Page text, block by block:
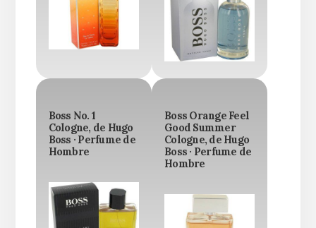
Boss No. 1
Cologne, de Hugo
Boss · Perfume de
Hombre
Boss Orange Feel
Good Summer
Cologne, de Hugo
Boss · Perfume de
Hombre